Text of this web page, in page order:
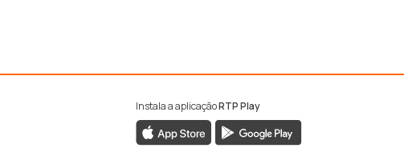
Instala a aplicaçãoRTP Play